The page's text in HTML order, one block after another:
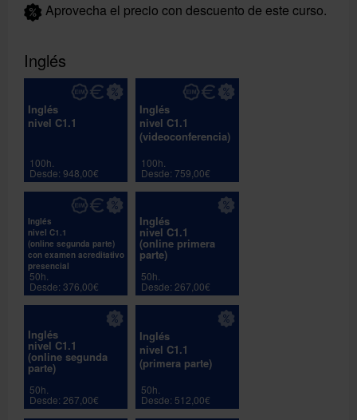
Aprovecha el precio con descuento de este curso.
Inglés
Inglés
nivel C1.1
100h.
Desde: 948,00€
Inglés
nivel C1.1
(videoconferencia)
100h.
Desde: 759,00€
Inglés
nivel C1.1
(online segunda parte)
con examen acreditativo
presencial
50h.
Desde: 376,00€
Inglés
nivel C1.1
(online primera
parte)
50h.
Desde: 267,00€
Inglés
nivel C1.1
(online segunda
parte)
50h.
Desde: 267,00€
Inglés
nivel C1.1
(primera parte)
50h.
Desde: 512,00€